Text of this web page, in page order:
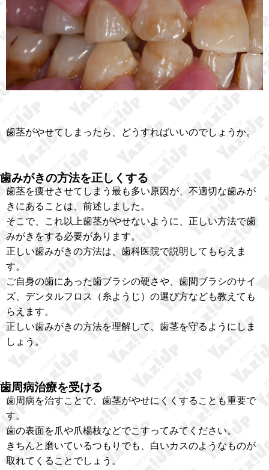
歯茎がやせてしまったら、どうすればいいのでしょうか。
歯みがきの方法を正しくする
歯茎を痩せさせてしまう最も多い原因が、不適切な歯みが
きにあることは、前述しました。
そこで、これ以上歯茎がやせないように、正しい方法で歯
みがきをする必要があります。
正しい歯みがきの方法は、歯科医院で説明してもらえま
す。
ご自身の歯にあった歯ブラシの硬さや、歯間ブラシのサイ
ズ、デンタルフロス（糸ようじ）の選び方なども教えても
らえます。
正しい歯みがきの方法を理解して、歯茎を守るようにしま
しょう。
歯周病治療を受ける
歯周病を治すことで、歯茎がやせにくくすることも重要で
す。
歯の表面を爪や爪楊枝などでこすってみてください。
きちんと磨いているつもりでも、白いカスのようなものが
取れてくることでしょう。